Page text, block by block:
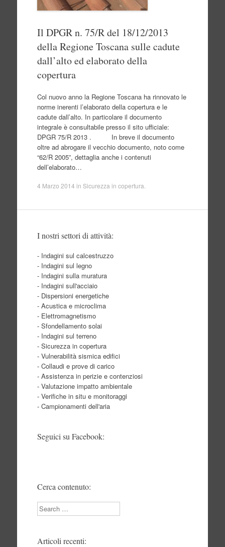
Il DPGR n. 75/R del 18/12/2013
della Regione Toscana sulle cadute
dall’alto ed elaborato della
copertura
Col nuovo anno la Regione Toscana ha rinnovato le
norme inerenti l’elaborato della copertura e le
cadute dall’alto. In particolare il documento
integrale è consultabile presso il sito ufficiale:
DPGR 75/R 2013 . In breve il documento
oltre ad abrogare il vecchio documento, noto come
“62/R 2005”, dettaglia anche i contenuti
dell’elaborato…
4 Marzo 2014 in Sicurezza in copertura
I nostri settori di attività:
- Indagini sul calcestruzzo
- Indagini sul legno
- Indagini sulla muratura
- Indagini sull'acciaio
- Dispersioni energetiche
- Acustica e microclima
- Elettromagnetismo
- Sfondellamento solai
- Indagini sul terreno
- Sicurezza in copertura
- Vulnerabilità sismica edifici
- Collaudi e prove di carico
- Assistenza in perizie e contenziosi
- Valutazione impatto ambientale
- Verifiche in situ e monitoraggi
- Campionamenti dell'aria
Seguici su Facebook:
Cerca contenuto:
Search
Articoli recenti: